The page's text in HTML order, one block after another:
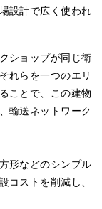
設計で広く使われ
ショップが同じ衛
れらを一つのエリ
ことで、この建物
輸送ネットワーク
形などのシンプル
コストを削減し、